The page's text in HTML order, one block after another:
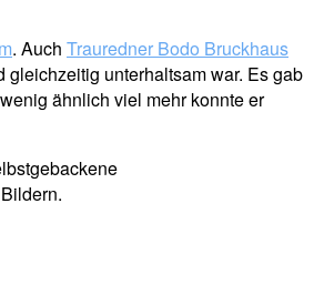
. Auch Trauredner Bodo Bruckhaus
unterhaltsam war. Es gab
ähnlich viel mehr konnte er